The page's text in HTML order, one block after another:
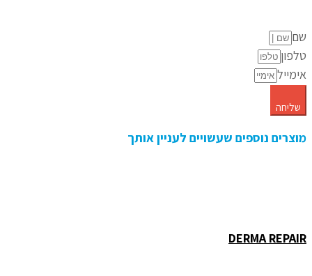
שם
טלפון
אימייל
שליחה
מוצרים נוספים שעשויים לעניין אותך
DERMA REPAIR